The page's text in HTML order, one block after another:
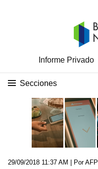
Informe Privado
Secciones
29/09/2018 11:37 AM | Por AFP